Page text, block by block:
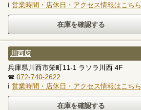
ℹ 営業時間・店休日・アクセス情報はこちら
川西店
兵庫県川西市栄町11-1 ラソラ川西 4F
☎ 072-740-2622
ℹ 営業時間・店休日・アクセス情報はこちら